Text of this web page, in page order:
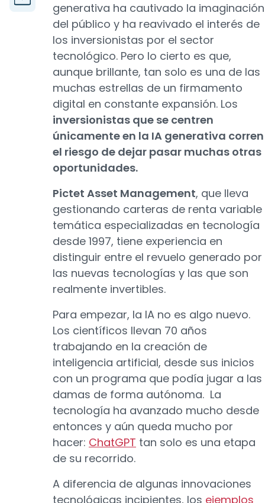
generativa ha cautivado la imaginación
del público y ha reavivado el interés de
los inversionistas por el sector
tecnológico. Pero lo cierto es que,
aunque brillante, tan solo es una de las
muchas estrellas de un firmamento
digital en constante expansión. Los
inversionistas que se centren
únicamente en la IA generativa corren
el riesgo de dejar pasar muchas otras
oportunidades.
Pictet Asset Management, que lleva
gestionando carteras de renta variable
temática especializadas en tecnología
desde 1997, tiene experiencia en
distinguir entre el revuelo generado por
las nuevas tecnologías y las que son
realmente invertibles.
Para empezar, la IA no es algo nuevo.
Los científicos llevan 70 años
trabajando en la creación de
inteligencia artificial, desde sus inicios
con un programa que podía jugar a las
damas de forma autónoma. La
tecnología ha avanzado mucho desde
entonces y aún queda mucho por
hacer: ChatGPT tan solo es una etapa
de su recorrido.
A diferencia de algunas innovaciones
tecnológicas incipientes, los ejemplos